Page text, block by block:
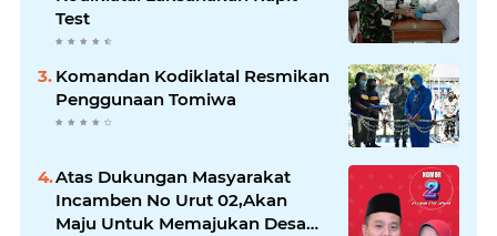
Test
Komandan Kodiklatal Resmikan
Penggunaan Tomiwa
Atas Dukungan Masyarakat
Incamben No Urut 02,Akan
Maju Untuk Memajukan Desa